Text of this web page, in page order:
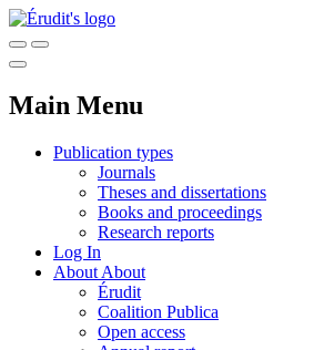
Main Menu
Publication types
Journals
Theses and dissertations
Books and proceedings
Research reports
Log In
About About
Érudit
Coalition Publica
Open access